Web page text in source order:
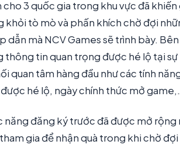
cho 3 quốc gia trong khu vực đã
khỏi tò mò và phấn khích chờ đợi
dẫn mà NCV Games sẽ trình bày.
thông tin quan trọng được hé lộ tại sự
quan tâm hàng đầu như các tính
hé lộ, ngày chính thức mở
năng đăng ký trước đã được mở rộng
gia để nhận quà trong khi chờ đợi